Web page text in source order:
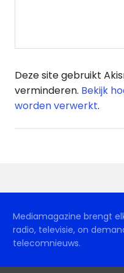
Deze site gebruikt
verminderen. Bekijk
worden verwerkt.
Mediamagazine brengt
radio, televisie, on
telecomnieuws.